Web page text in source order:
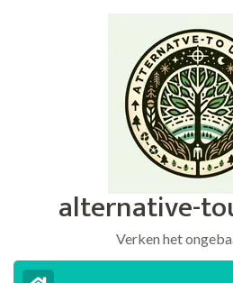
alternative-
Verken het